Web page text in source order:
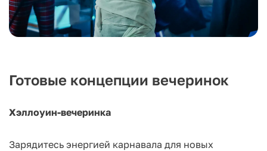
Готовые концепции вечеринок
Хэллоуин-вечеринка
Зарядитесь энергией карнавала для новых